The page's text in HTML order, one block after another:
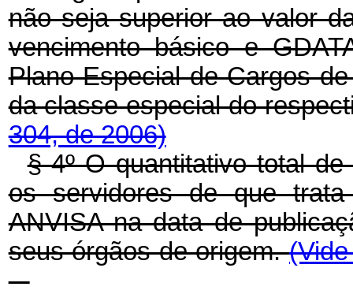
não seja superior ao valor
vencimento básico e
Plano Especial de Cargos
da classe especial do
304, de 2006)
§ 4º O quantitativo total
os servidores de que
ANVISA na data de
seus órgãos de origem.